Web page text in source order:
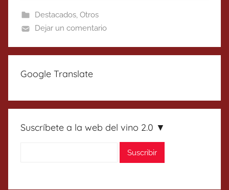
Destacados, Otros
Dejar un comentario
Google Translate
Suscríbete a la web del vino 2.0 ▼